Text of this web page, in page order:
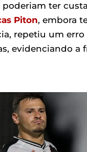
ter
Piton, embora
repetiu um
evidenciando a